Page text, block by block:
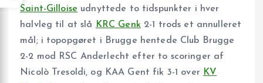
Saint-Gilloise udnyttede to tidspunkter i hver
halvleg til at slå
KRC Genk 2-1 trods et annulleret
mål; i topopgøret i Brugge hentede Club Brugge
2-2 mod RSC Anderlecht efter to scoringer af
Nicolò Tresoldi, og KAA Gent fik 3-1 over KV